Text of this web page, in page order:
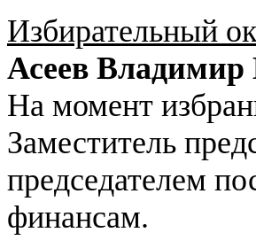
Избирательный
Асеев
На момент
Заместитель
председателем
финансам.